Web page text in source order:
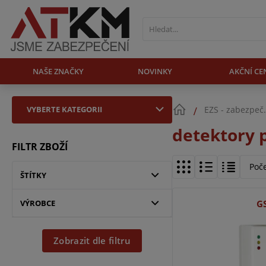
NAŠE ZNAČKY NOVINKY AKČNÍ
VYBERTE KATEGORII
FILTR ZBOŽÍ
ŠTÍTKY
VÝROBCE
Zobrazit dle filtru
EZS -
detektory